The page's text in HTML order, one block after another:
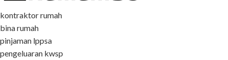
kontraktor rumah
bina rumah
pinjaman lppsa
pengeluaran kwsp